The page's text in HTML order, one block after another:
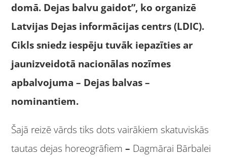
domā. Dejas balvu gaidot”, ko organizē
Latvijas Dejas informācijas centrs (LDIC).
Cikls sniedz iespēju tuvāk iepazīties ar
jaunizveidotā nacionālas nozīmes
apbalvojuma – Dejas balvas –
nominantiem.
Šajā reizē vārds tiks dots vairākiem skatuviskās
tautas dejas horeogrāfiem– Dagmārai Bārbalei